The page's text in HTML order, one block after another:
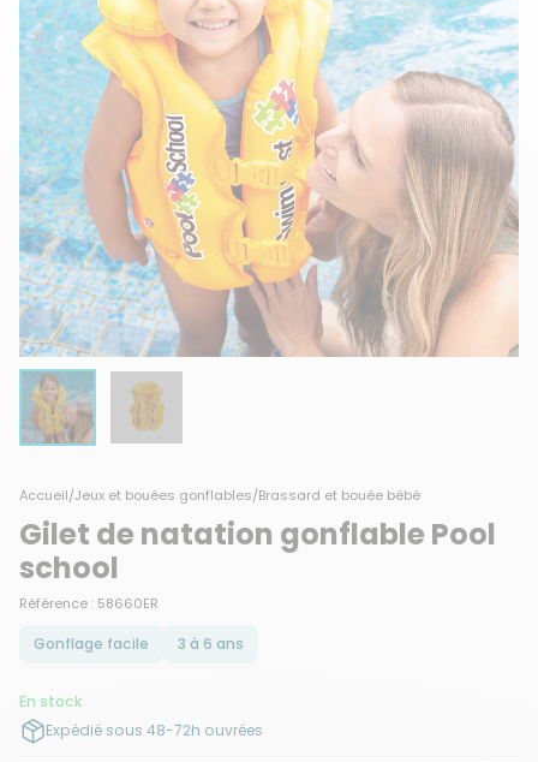
Accueil/Jeux et bouées gonflables/Brassard et bouée bébé
Gilet de natation gonflable Pool
school
Référence : 58660ER
Gonflage facile 3 à 6 ans
En stock
Expédié sous 48-72h ouvrées